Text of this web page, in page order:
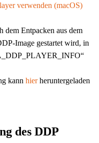
verwenden (macOS)
dem Entpacken aus dem
Image gestartet wird, in
kann hierheruntergeladen
des DDP